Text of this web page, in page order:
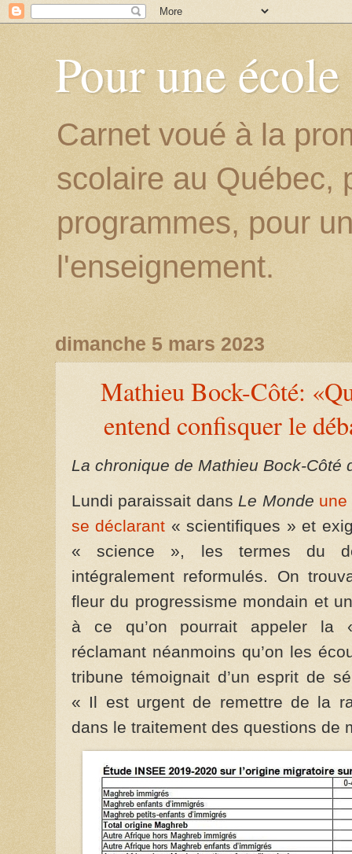
Pour une
Carnet voué à la
scolaire au Québec,
programmes, pour
l'enseignement.
dimanche 5 mars 2023
Mathieu Bock-Côté:
entend confisquer le
La chronique de Mathieu Bock-Côté
Lundi paraissait dansLe Monde une
se déclarant « scientifiques » et
« science », les termes du
intégralement reformulés. On
fleur du progressisme mondain et
à ce qu’on pourrait appeler la
réclamant néanmoins qu’on les
tribune témoignait d’un esprit de
« Il est urgent de remettre de la
dans le traitement des questions de